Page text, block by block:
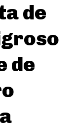
de
de